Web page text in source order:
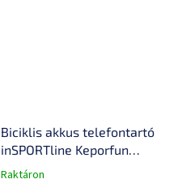
Biciklis akkus telefontartó
inSPORTline Keporfun
4000mAh
A
Raktáron